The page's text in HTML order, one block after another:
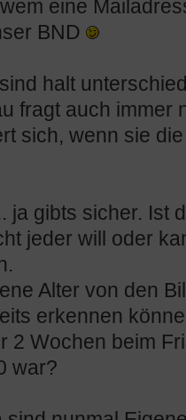
eine
BND
halt
fragt auch immer
sich, wenn sie
ja gibts sicher. Ist
jeder will oder
Alter von den
erkennen
2 Wochen beim
war?